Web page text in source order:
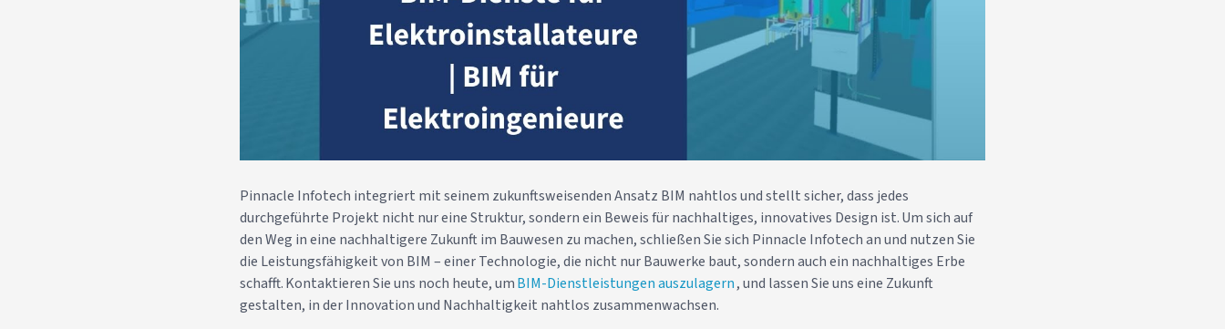
Pinnacle Infotech integriert mit seinem zukunftsweisenden Ansatz BIM nahtlos und stellt sicher, dass jedes
durchgeführte Projekt nicht nur eine Struktur, sondern ein Beweis für nachhaltiges, innovatives Design ist. Um sich auf
den Weg in eine nachhaltigere Zukunft im Bauwesen zu machen, schließen Sie sich Pinnacle Infotech an und nutzen Sie
die Leistungsfähigkeit von BIM – einer Technologie, die nicht nur Bauwerke baut, sondern auch ein nachhaltiges Erbe
schafft. Kontaktieren Sie uns noch heute, umBIM-Dienstleistungen auszulagern, und lassen Sie uns eine Zukunft
gestalten, in der Innovation und Nachhaltigkeit nahtlos zusammenwachsen.